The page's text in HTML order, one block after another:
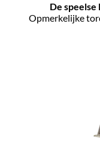
De
Opmerkelijke